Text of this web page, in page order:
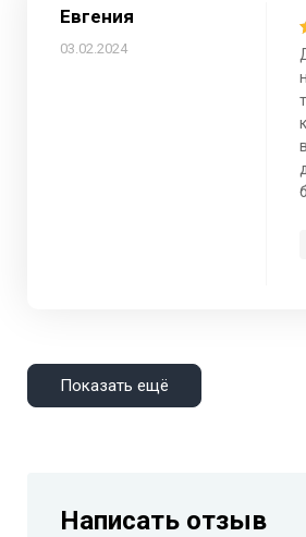
Евгения
03.02.2024
Показать ещё
Написать отзыв